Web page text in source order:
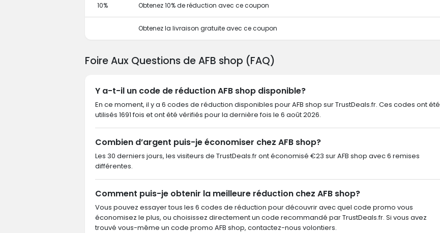
10% Obtenez 10% de réduction avec ce coupon
Obtenez la livraison gratuite avec ce coupon
Foire Aux Questions de AFB shop (FAQ)
Y a-t-il un code de réduction AFB shop disponible?
En ce moment, il y a 6 codes de réduction disponibles pour AFB shop sur TrustDeals.fr. Ces codes ont été
utilisés 1691 fois et ont été vérifiés pour la dernière fois le 6 août 2026.
Combien d’argent puis-je économiser chez AFB shop?
Les 30 derniers jours, les visiteurs de TrustDeals.fr ont économisé €23 sur AFB shop avec 6 remises
différentes.
Comment puis-je obtenir la meilleure réduction chez AFB shop?
Vous pouvez essayer tous les 6 codes de réduction pour découvrir avec quel code promo vous
économisez le plus, ou choisissez directement un code recommandé par TrustDeals.fr. Si vous avez
trouvé vous-même un code promo AFB shop, contactez-nous volontiers.